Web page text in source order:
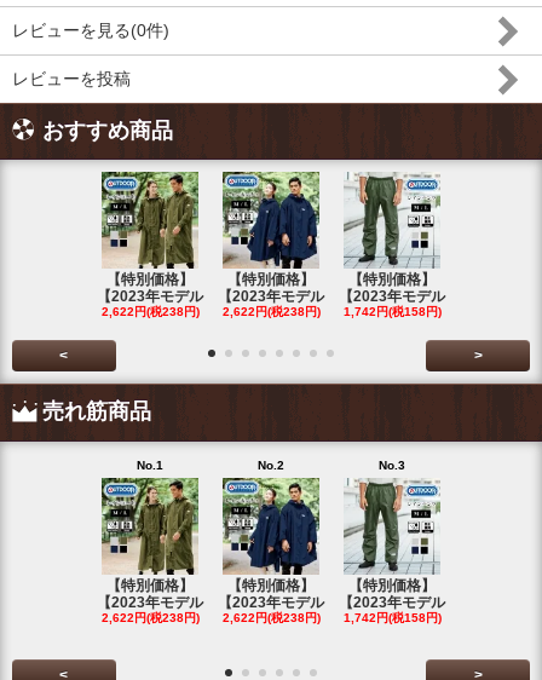
レビューを見る(0件)
レビューを投稿
おすすめ商品
【特別価格】
【2023年モデル
2,622円(税238円)
【特別価格】
【2023年モデル
2,622円(税238円)
【特別価格】
【2023年モデル
1,742円(税158円)
< >
売れ筋商品
No.1
【特別価格】
【2023年モデル
2,622円(税238円)
No.2
【特別価格】
【2023年モデル
2,622円(税238円)
No.3
【特別価格】
【2023年モデル
1,742円(税158円)
< >